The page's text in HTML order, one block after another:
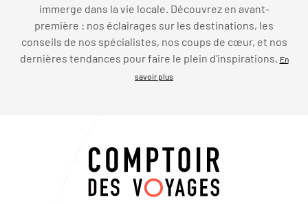
immerge dans la vie locale. Découvrez en avant-
première : nos éclairages sur les destinations, les
conseils de nos spécialistes, nos coups de cœur, et nos
dernières tendances pour faire le plein d’inspirations. En
savoir plus